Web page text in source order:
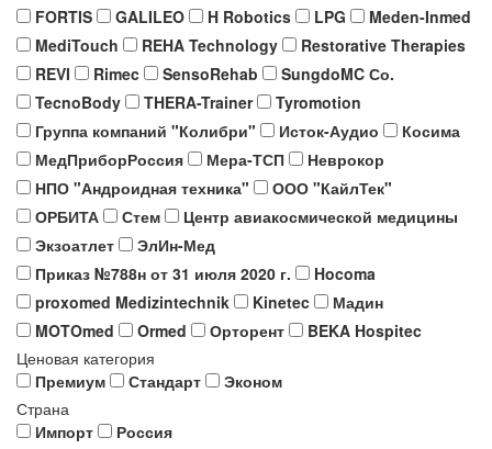
FORTIS
GALILEO H Robotics LPG
Meden-Inmed
MediTouch
REHA Technology
Restorative Therapies
REVI
Rimec SensoRehab
SungdoMC Со.
TecnoBody
THERA-Trainer
Tyromotion
Группа компаний "Колибри"
Исток-Аудио
Косима
МедПриборРоссия
Мера-ТСП
Неврокор
НПО "Андроидная техника"
ООО "КайлТек"
ОРБИТА
Стем
Центр авиакосмической медицины
Экзоатлет
ЭлИн-Мед
Приказ №788н от 31 июля 2020 г.
Hocoma
proxomed Medizintechnik
Kinetec
Мадин
MOTOmed
Ormed Орторент
BEKA Hospitec
Ценовая категория
Премиум
Стандарт
Эконом
Страна
Импорт
Россия